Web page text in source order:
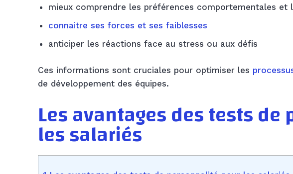
mieux comprendre les préférences comportementales et
connaitre ses forces et ses faiblesses
anticiper les réactions face au stress ou aux défis
Ces informations sont cruciales pour optimiser les
de développement des équipes.
Les avantages des tests
les salariés